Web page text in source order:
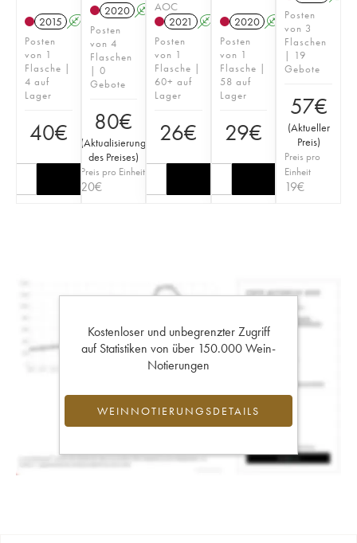
2015 A
Posten
von 1
Flasche |
4 auf
Lager
40€
2020 A
Posten
von 4
Flaschen
| 0
Gebote
80€
(Aktualisierung
des Preises)
Preis pro Einheit
20€
AOC
2021
A T
Posten
von 1
Flasche |
60+ auf
Lager
26€
2020 A
Posten
von 1
Flasche |
58 auf
Lager
29€
Posten
von 3
Flaschen
| 19
Gebote
57€
(Aktueller
Preis)
Preis pro
Einheit
19€
Kostenloser und unbegrenzter Zugriff
auf Statistiken von über 150.000 Wein-
Notierungen
WEINNOTIERUNGSDETAILS